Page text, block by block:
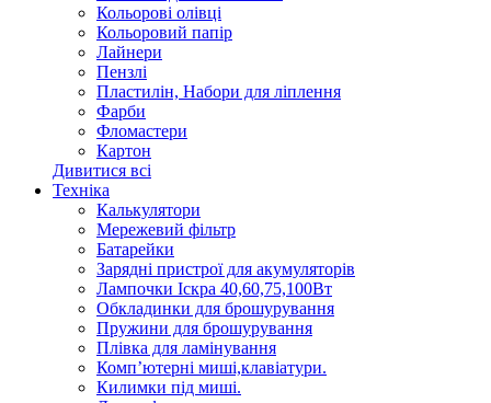
Кольорові олівці
Кольоровий папір
Лайнери
Пензлі
Пластилін, Набори для ліплення
Фарби
Фломастери
Картон
Дивитися всі
Техніка
Калькулятори
Мережевий фільтр
Батарейки
Зарядні пристрої для акумуляторів
Лампочки Іскра 40,60,75,100Вт
Обкладинки для брошурування
Пружини для брошурування
Плівка для ламінування
Комп’ютерні миші,клавіатури.
Килимки під миші.